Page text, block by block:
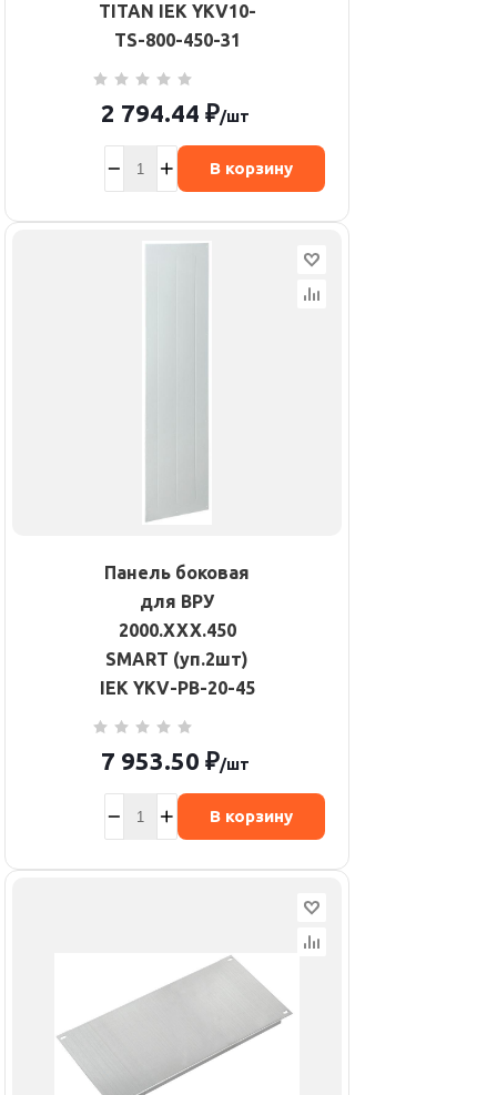
TITAN IEK YKV10-
TS-800-450-31
2 794.44 ₽/шт
В корзину
Панель боковая
для ВРУ
2000.ХХХ.450
SMART (уп.2шт)
IEK YKV-PB-20-45
7 953.50 ₽/шт
В корзину